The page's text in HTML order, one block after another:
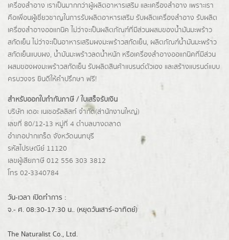
เครื่องสำอาง เราเป็นมากกว่าผู้ผลิตอาหารเสริม และเครื่องสำอาง เพราะเรา
คือเพื่อนผู้เชี่ยวชาญในการรับผลิตอาหารเสริม รับผลิตเครื่องสำอาง รับผลิต
เครื่องสำอางออแกนิค ไม่ว่าจะเป็นผลิตภัณฑ์ที่มีส่วนผสมของน้ำมันมะพร้าว
สกัดเย็น ไม่ว่าจะเป็นอาหารเสริมผงมะพร้าวสกัดเย็น, ผลิตภัณฑ์น้ำมันมะพร้าว
สกัดเย็นแบบผง, น้ำมันมะพร้าวลดน้ำหนัก หรือเครื่องสำอางออแกนิคที่มีส่วน
ผสมของผงมะพร้าวสกัดเย็น รับผลิตสินค้าแบรนด์ตัวเอง และสร้างแบรนด์แบบ
ครบวงจร ยินดีให้คำปรึกษา ฟรี!
สำหรับออกใบกำกับภาษี / ใบเสร็จรับเงิน
บริษัท เดอะ เนเชอรัลลิสท์ จำกัด(ส่านักงานใหญ่)
เลขที่ 80/12-13 หมู่ที่ 4 ตำบลบางตลาด
อำเภอปากเกร็ด จังหวัดนนทบุรี
รหัสไปรษณีย์ 11120
เลขผู้เสียภาษี 012 556 303 3812
โทร 02-3340784
วัน-เวลา เปิดทำการ :
จ.- ศ. 08:30-17:30 น.. (หยุดวันเสาร์-อาทิตย์)
The Naturalist Co., Ltd.